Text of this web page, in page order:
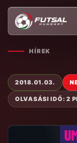
HÍREK
2018.01.03.
OLVASÁSI IDŐ: 2